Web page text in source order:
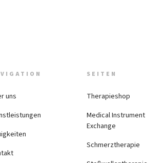
uns
SEITEN
Therapieshop
Medical Instrument
Exchange
Schmerztherapie